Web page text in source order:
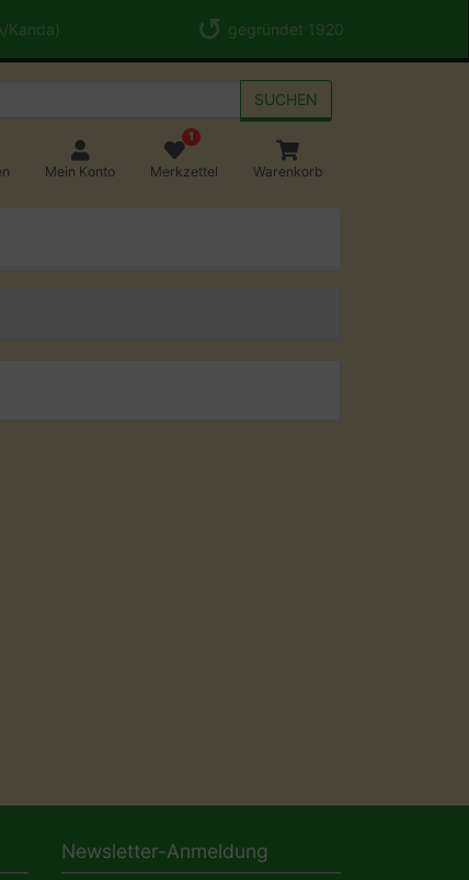
Kanda) gegründet 1920
SUCHEN
Mein Konto
1
Merkzettel Warenkorb
Newsletter-Anmeldung